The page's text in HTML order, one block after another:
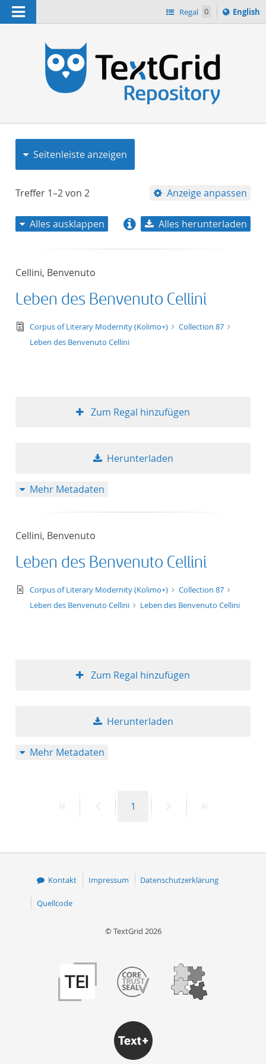
Navigation Regal 0
Switch
English
Seitenleiste anzeigen
Treffer 1–2von 2 Anzeige anpassen
Titel absteigend
20
Alles ausklappen Alles herunterladen
Cellini, Benvenuto
Leben des Benvenuto Cellini
text/tg.edition+tg.aggregation+xml
Corpus of Literary Modernity (Kolimo+)
Collection 87
Leben des Benvenuto Cellini
Zum Regal hinzufügen
Herunterladen
Mehr Metadaten
Cellini, Benvenuto
Leben des Benvenuto Cellini
text/xml
Corpus of Literary Modernity (Kolimo+)
Collection 87
Leben des Benvenuto Cellini
Leben des Benvenuto Cellini
Zum Regal hinzufügen
Herunterladen
Mehr Metadaten
VorherigeSeite
1
Kontakt Impressum Datenschutzerklärung
Quellcode
© TextGrid 2026